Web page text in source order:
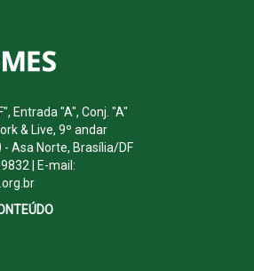
Entrada "A", Conj. "A"
& Live, 9º andar
- Asa Norte, Brasília/DF
| E-mail: